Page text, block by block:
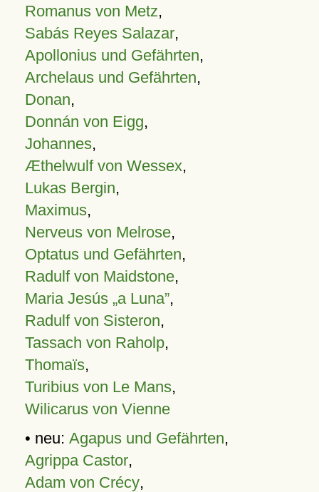
Romanus von Metz,
Sabás Reyes Salazar,
Apollonius und Gefährten,
Archelaus und Gefährten,
Donan,
Donnán von Eigg,
Johannes,
Æthelwulf von Wessex,
Lukas Bergin,
Maximus,
Nerveus von Melrose,
Optatus und Gefährten,
Radulf von Maidstone,
Maria Jesús „a Luna”,
Radulf von Sisteron,
Tassach von Raholp,
Thomaïs,
Turibius von Le Mans,
Wilicarus von Vienne
• neu: Agapus und Gefährten,
Agrippa Castor,
Adam von Crécy,